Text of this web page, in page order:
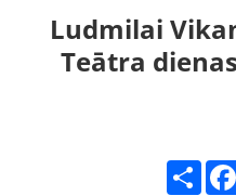
Ludmilai
Teātra
Share